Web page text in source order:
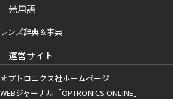
光用語
レンズ辞典＆事典
運営サイト
オプトロニクス社ホームページ
WEBジャーナル「OPTRONICS ONLINE」